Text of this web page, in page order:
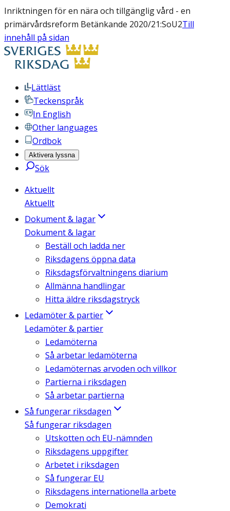
Inriktningen för en nära och tillgänglig vård - en
primärvårdsreform Betänkande 2020/21:SoU2Till
innehåll på sidan
Lättläst
Teckenspråk
In English
Other languages
Ordbok
Aktivera lyssna
Sök
Aktuellt
Aktuellt
Dokument & lagar
Dokument & lagar
Beställ och ladda ner
Riksdagens öppna data
Riksdagsförvaltningens diarium
Allmänna handlingar
Hitta äldre riksdagstryck
Ledamöter & partier
Ledamöter & partier
Ledamöterna
Så arbetar ledamöterna
Ledamöternas arvoden och villkor
Partierna i riksdagen
Så arbetar partierna
Så fungerar riksdagen
Så fungerar riksdagen
Utskotten och EU-nämnden
Riksdagens uppgifter
Arbetet i riksdagen
Så fungerar EU
Riksdagens internationella arbete
Demokrati